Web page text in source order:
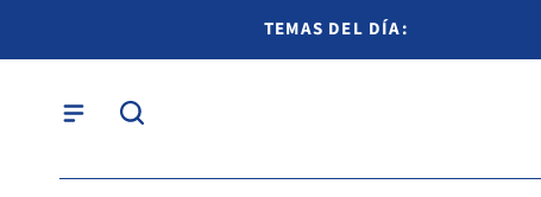
TEMAS DEL DÍA: